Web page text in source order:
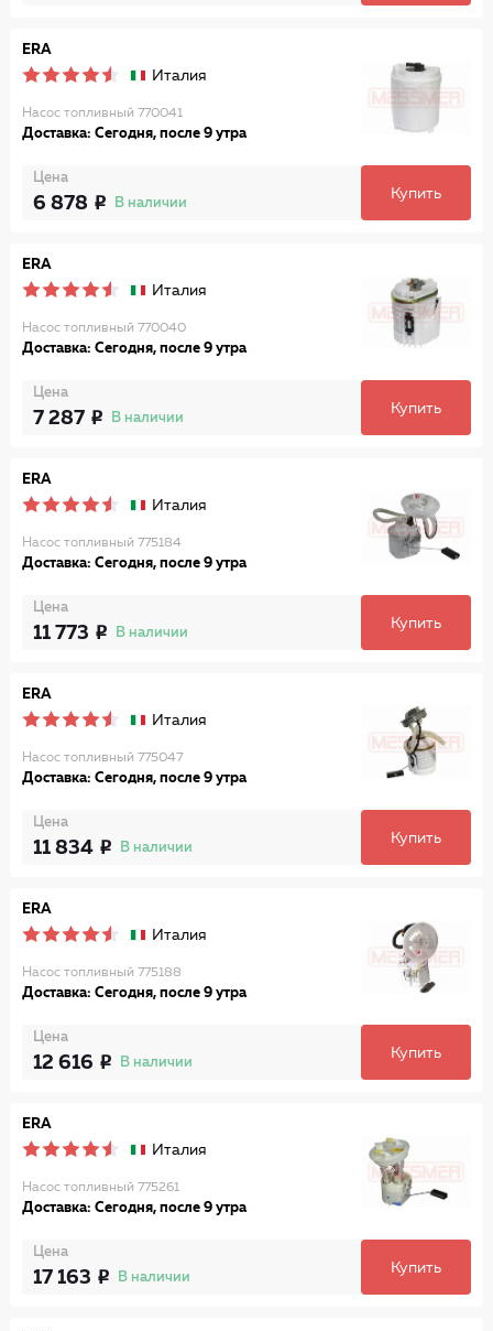
ERA
Италия
Насос топливный 770041
Доставка: Сегодня, после 9 утра
Цена
6 878 В наличии
Купить
ERA
Италия
Насос топливный 770040
Доставка: Сегодня, после 9 утра
Цена
7 287 В наличии
Купить
ERA
Италия
Насос топливный 775184
Доставка: Сегодня, после 9 утра
Цена
11 773 В наличии
Купить
ERA
Италия
Насос топливный 775047
Доставка: Сегодня, после 9 утра
Цена
11 834 В наличии
Купить
ERA
Италия
Насос топливный 775188
Доставка: Сегодня, после 9 утра
Цена
12 616 В наличии
Купить
ERA
Италия
Насос топливный 775261
Доставка: Сегодня, после 9 утра
Цена
17 163 В наличии
Купить